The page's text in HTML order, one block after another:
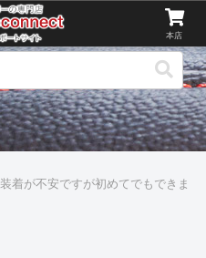
装着が不安ですが初めてでもできま
本店